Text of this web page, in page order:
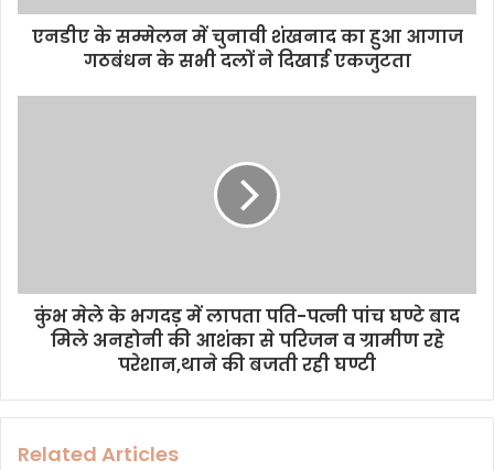
d
एनडीए के सम्मेलन में चुनावी शंखनाद का हुआ आगाज
गठबंधन के सभी दलों ने दिखाई एकजुटता
कुंभ मेले के भगदड़ में लापता पति-पत्नी पांच घण्टे बाद
मिले अनहोनी की आशंका से परिजन व ग्रामीण रहे
परेशान,थाने की बजती रही घण्टी
Related Articles